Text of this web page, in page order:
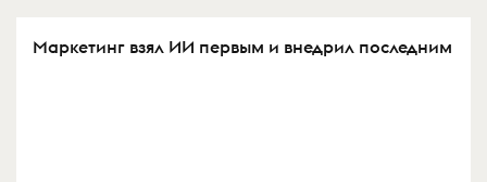
Маркетинг взял ИИ первым и внедрил последним